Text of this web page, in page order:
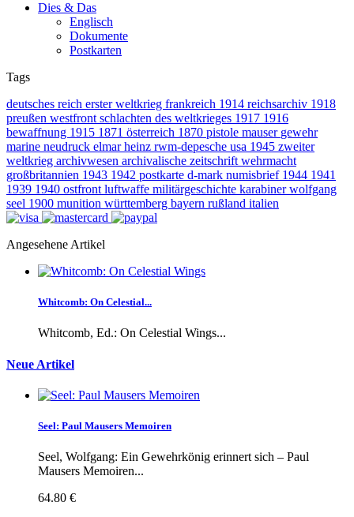
Dies & Das
Englisch
Dokumente
Postkarten
Tags
deutsches reich erster weltkrieg frankreich 1914 reichsarchiv 1918
preußen westfront schlachten des weltkrieges 1917 1916
bewaffnung 1915 1871 österreich 1870 pistole mauser gewehr
marine neudruck elmar heinz rwm-depesche usa 1945 zweiter
weltkrieg archivwesen archivalische zeitschrift wehrmacht
großbritannien 1943 1942 postkarte d-mark numisbrief 1944 1941
1939 1940 ostfront luftwaffe militärgeschichte karabinerwolfgang
seel 1900 munition württemberg bayern rußland italien
Angesehene Artikel
Whitcomb: On Celestial...
Whitcomb, Ed.: On Celestial Wings...
Neue Artikel
Seel: Paul Mausers Memoiren
Seel, Wolfgang: Ein Gewehrkönig erinnert sich – Paul
Mausers Memoiren...
64.80 €